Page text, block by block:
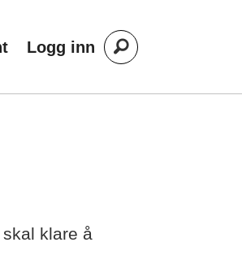
Logg inn
klare å